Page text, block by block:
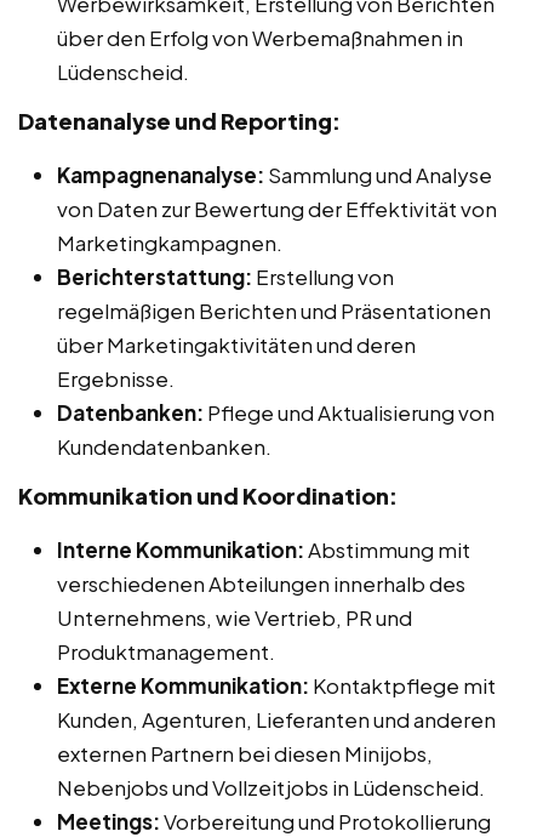
über den Erfolg von Werbemaßnahmen in
Lüdenscheid.
Datenanalyse und Reporting:
Kampagnenanalyse: Sammlung und Analyse
von Daten zur Bewertung der Effektivität von
Marketingkampagnen.
Berichterstattung: Erstellung von
regelmäßigen Berichten und Präsentationen
über Marketingaktivitäten und deren
Ergebnisse.
Datenbanken: Pflege und Aktualisierung von
Kundendatenbanken.
Kommunikation und Koordination:
Interne Kommunikation:Abstimmung mit
verschiedenen Abteilungen innerhalb des
Unternehmens, wie Vertrieb, PR und
Produktmanagement.
Externe Kommunikation: Kontaktpflege mit
Kunden, Agenturen, Lieferanten und anderen
externen Partnern bei diesen Minijobs,
Nebenjobs und Vollzeitjobs in Lüdenscheid.
Meetings:Vorbereitung und Protokollierung